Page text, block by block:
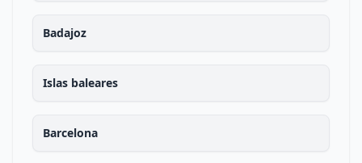
Badajoz
Islas baleares
Barcelona